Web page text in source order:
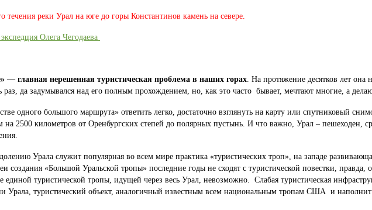
реки Урал на юге до горы Константинов камень на севере.
Олега Чегодаева
— главная нерешенная туристическая проблема в наших горах . На протяжение десятков лет
да задумывался над его полным прохождением, но, как это часто бывает, мечтают многие, а
одного большого маршрута» ответить легко, достаточно взглянуть на карту или спутниковый
на 2500 километров от Оренбургских степей до полярных пустынь. И что важно, Урал – пешеходен,
Урала служит популярная во всем мире практика «туристических троп», на западе
«Большой Уральской тропы» последние годы не сходят с туристической повестки, правда,
туристической тропы, идущей через весь Урал, невозможно. Слабая туристическая
Урала, туристический объект, аналогичный известным всем национальным тропам США и